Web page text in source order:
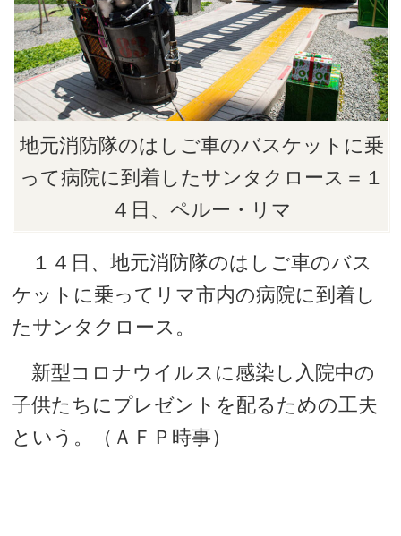
地元消防隊のはしご車のバスケットに乗
って病院に到着したサンタクロース＝１
４日、ペルー・リマ
１４日、地元消防隊のはしご車のバス
ケットに乗ってリマ市内の病院に到着し
たサンタクロース。
新型コロナウイルスに感染し入院中の
子供たちにプレゼントを配るための工夫
という。（ＡＦＰ時事）